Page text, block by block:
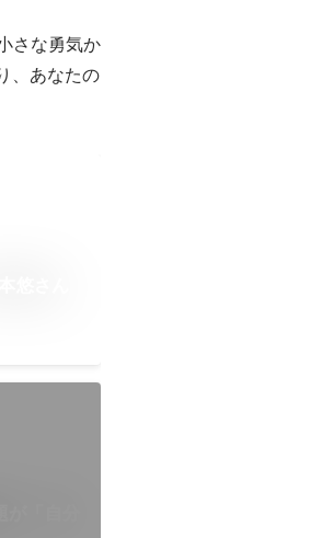
さな勇気か
、あなたの